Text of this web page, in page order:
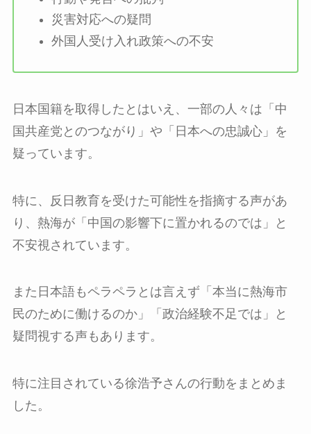
災害対応への疑問
外国人受け入れ政策への不安
日本国籍を取得したとはいえ、一部の人々は「中
国共産党とのつながり」や「日本への忠誠心」を
疑っています。
特に、反日教育を受けた可能性を指摘する声があ
り、熱海が「中国の影響下に置かれるのでは」と
不安視されています。
また日本語もペラペラとは言えず「本当に熱海市
民のために働けるのか」「政治経験不足では」と
疑問視する声もあります。
特に注目されている徐浩予さんの行動をまとめま
した。